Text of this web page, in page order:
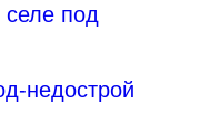
под
недострой